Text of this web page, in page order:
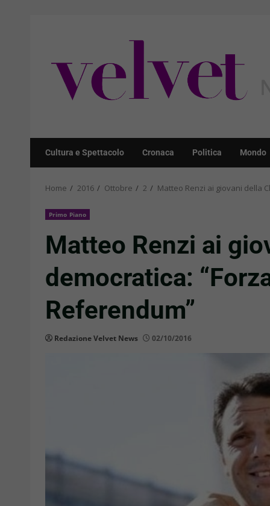
Cultura e Spettacolo Cronaca Politica Mondo
Home 2016 Ottobre 2 Matteo Renzi ai giovani della
Primo Piano
Matteo Renzi ai
democratica:
Referendum”
Redazione Velvet News 02/10/2016